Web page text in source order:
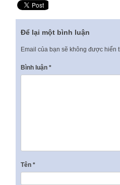
Để lại một bình luận
Email của bạn sẽ không được hiển
Bình luận *
Tên *